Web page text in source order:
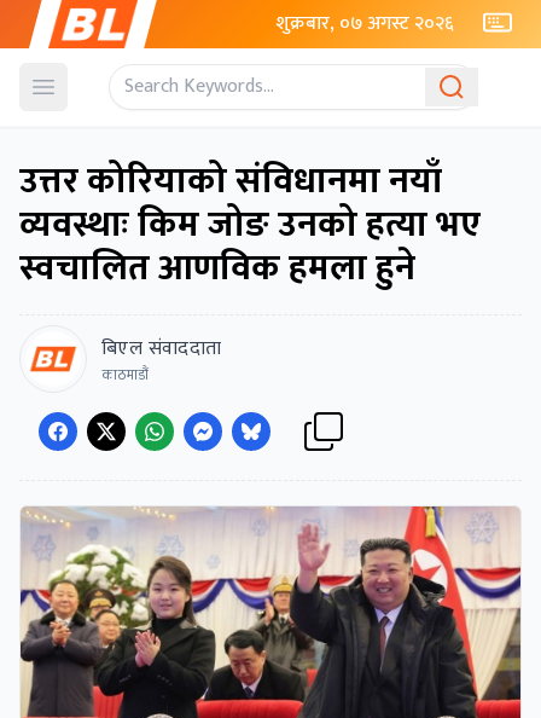
शुक्रबार, ०७ अगस्ट २०२६
Open menu
उत्तर कोरियाको संविधानमा नयाँ
व्यवस्थाः किम जोङ उनको हत्या भए
स्वचालित आणविक हमला हुने
बिएल संवाददाता
काठमाडौं